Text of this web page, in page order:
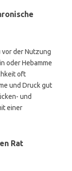
der Nutzung
oder Hebamme
oft
und Druck gut
und
einer
Rat